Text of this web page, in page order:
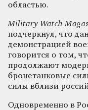
областью.
Military Watch
подчеркнул, что
демонстрацией
говорится о том,
продолжают
бронетанковые
силы вблизи
Одновременно в